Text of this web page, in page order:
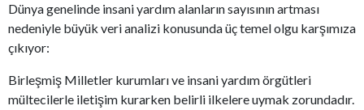
Dünya genelinde insani yardım alanların sayısının artması
nedeniyle büyük veri analizi konusunda üç temel olgu karşımıza
çıkıyor:
Birleşmiş Milletler kurumları ve insani yardım örgütleri
mültecilerle iletişim kurarken belirli ilkelere uymak zorundadır.